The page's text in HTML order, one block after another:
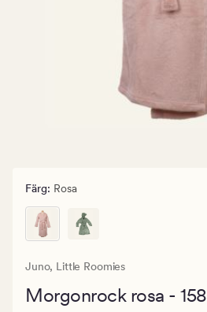
Färg: Rosa
Juno, Little Roomies
Morgonrock rosa - 158